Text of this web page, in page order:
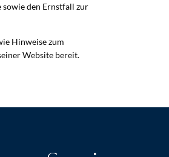
sowie den Ernstfall zur
Hinweise zum
Website bereit.